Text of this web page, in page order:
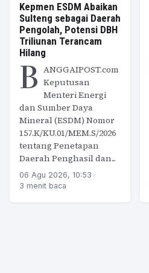
Kepmen ESDM Abaikan
Sulteng sebagai Daerah
Pengolah, Potensi DBH
Triliunan Terancam
Hilang
B ANGGAIPOST.com
Keputusan
Menteri Energi
dan Sumber Daya
Mineral (ESDM) Nomor
157.K/KU.01/MEM.S/2026
tentang Penetapan
Daerah Penghasil dan...
06 Agu 2026, 10:53 •
3 menit baca